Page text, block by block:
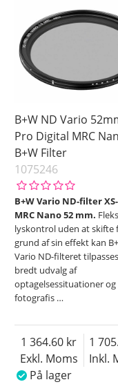
B+W ND Vario
Pro Digital MRC
B+W Filter
1075246
B+W Vario ND-filter
MRC Nano 52 mm.
lyskontrol uden at skifte
grund af sin effekt kan
Vario ND-filteret
bredt udvalg af
optagelsessituationer og
fotografis …
Exkl. Moms
1 364.60
Inkl.
1
På lager